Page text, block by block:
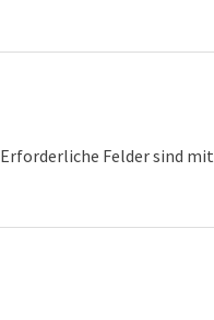
Erforderliche Felder sind mit